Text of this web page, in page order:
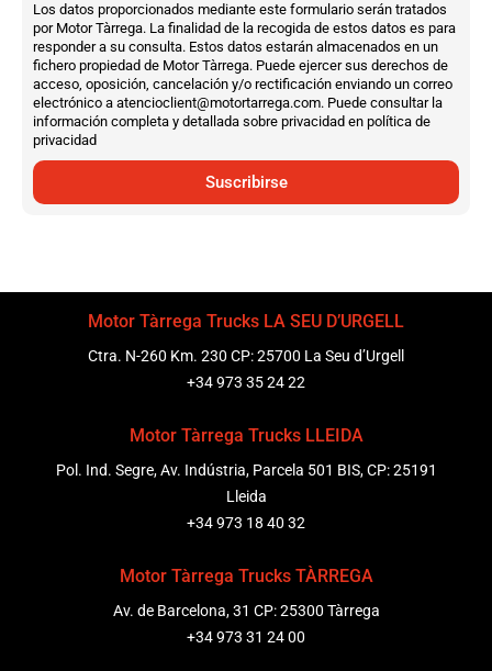
Los datos proporcionados mediante este formulario serán tratados
por Motor Tàrrega. La finalidad de la recogida de estos datos es para
responder a su consulta. Estos datos estarán almacenados en un
fichero propiedad de Motor Tàrrega. Puede ejercer sus derechos de
acceso, oposición, cancelación y/o rectificación enviando un correo
electrónico a atencioclient@motortarrega.com. Puede consultar la
información completa y detallada sobre privacidad en política de
privacidad
Suscribirse
Motor Tàrrega Trucks LA SEU D’URGELL
Ctra. N-260 Km. 230 CP: 25700 La Seu d’Urgell
+34 973 35 24 22
Motor Tàrrega Trucks LLEIDA
Pol. Ind. Segre, Av. Indústria, Parcela 501 BIS, CP: 25191
Lleida
+34 973 18 40 32
Motor Tàrrega Trucks TÀRREGA
Av. de Barcelona, 31 CP: 25300 Tàrrega
+34 973 31 24 00